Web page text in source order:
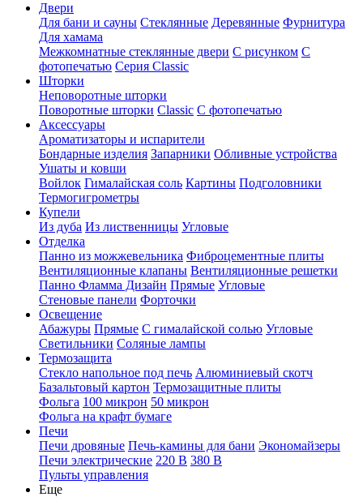
Двери
Для бани и сауны Стеклянные Деревянные Фурнитура
Для хамама
Межкомнатные стеклянные двери С рисунком С
фотопечатью Серия Classic
Шторки
Неповоротные шторки
Поворотные шторки Classic С фотопечатью
Аксессуары
Ароматизаторы и испарители
Бондарные изделия Запарники Обливные устройства
Ушаты и ковши
Войлок Гималайская соль Картины Подголовники
Термогигрометры
Купели
Из дуба Из лиственницы Угловые
Отделка
Панно из можжевельника Фиброцементные плиты
Вентиляционные клапаны Вентиляционные решетки
Панно Фламма Дизайн Прямые Угловые
Стеновые панели Форточки
Освещение
Абажуры Прямые С гималайской солью Угловые
Светильники Соляные лампы
Термозащита
Стекло напольное под печь Алюминиевый скотч
Базальтовый картон Термозащитные плиты
Фольга 100 микрон 50 микрон
Фольга на крафт бумаге
Печи
Печи дровяные Печь-камины для бани Экономайзеры
Печи электрические 220 В 380 В
Пульты управления
Еще